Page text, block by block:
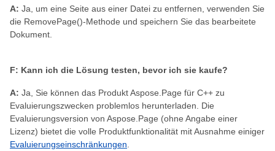
A: Ja, um eine Seite aus einer Datei zu entfernen, verwenden Sie
die RemovePage()-Methode und speichern Sie das bearbeitete
Dokument.
F: Kann ich die Lösung testen, bevor ich sie kaufe?
A: Ja, Sie können das Produkt Aspose.Page für C++ zu
Evaluierungszwecken problemlos herunterladen. Die
Evaluierungsversion von Aspose.Page (ohne Angabe einer
Lizenz) bietet die volle Produktfunktionalität mit Ausnahme einiger
Evaluierungseinschränkungen.